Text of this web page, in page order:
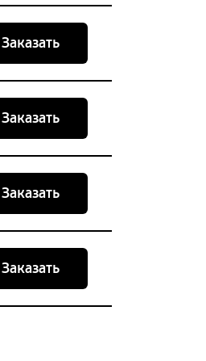
Заказать
Заказать
Заказать
Заказать